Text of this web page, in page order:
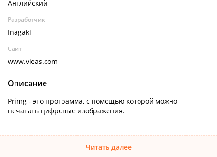
Английский
Разработчик
Inagaki
Сайт
www.vieas.com
Описание
Primg - это программа, с помощью которой можно
печатать цифровые изображения.
Читать далее